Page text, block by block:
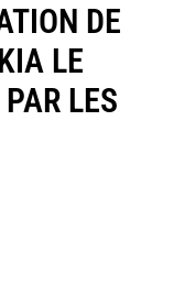
DE
LE
LES